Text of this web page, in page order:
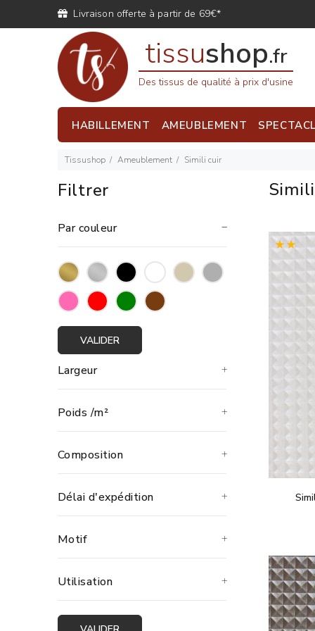
Livraison offerte à partir de 69€*
tissushop.fr
Des tissus de qualité à prix d'usine
HABILLEMENT AMEUBLEMENT
Tissushop Ameublement Simili cuir
Filtrer
Par couleur
VALIDER
Largeur
Poids /m²
Composition
Délai d'expédition
Motif
Utilisation